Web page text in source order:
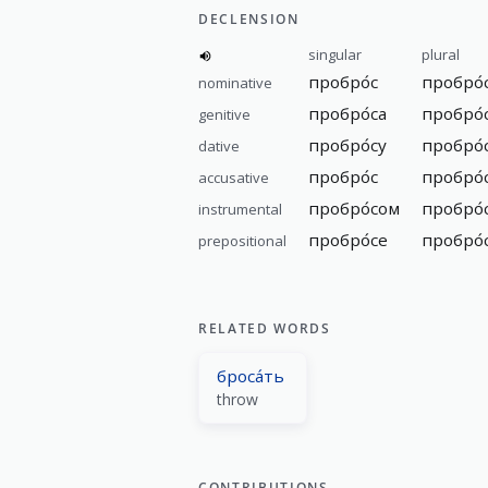
DECLENSION
singular
plural
nominative
пробро́с
genitive пробро́са
dative пробро́су
accusative пробро́с
instrumental пробро́сом
prepositional пробро́се
RELATED WORDS
броса́ть
throw